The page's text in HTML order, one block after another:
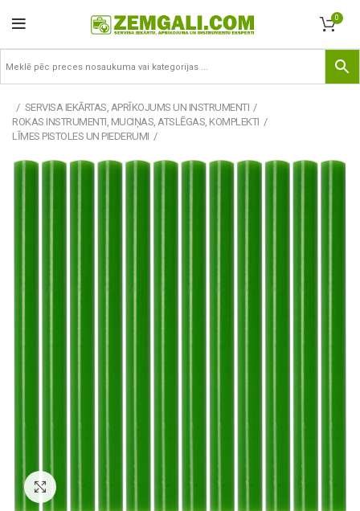
0
SERVISA IEKĀRTAS, APRĪKOJUMS UN INSTRUMENTI
ROKAS INSTRUMENTI, MUCIŅAS, ATSLĒGAS, KOMPLEKTI
LĪMES PISTOLES UN PIEDERUMI
Pietuvināt